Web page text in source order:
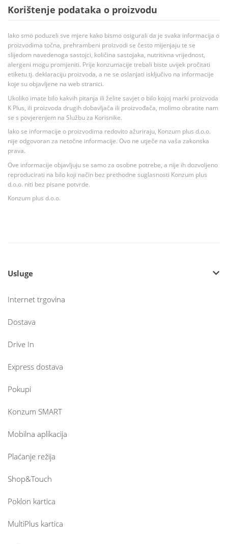
Korištenje podataka o proizvodu
Iako smo poduzeli sve mjere kako bismo osigurali da je svaka informacija o
proizvodima točna, prehrambeni proizvodi se često mijenjaju te se
slijedom navedenoga sastojci, količina sastojaka, nutritivna vrijednost,
alergeni mogu promjeniti. Prije konzumacije trebali biste uvijek pročitati
etiketu tj. deklaraciju proizvoda, a ne se oslanjati isključivo na informacije
koje su objavljene na web stranici.
Ukoliko imate bilo kakvih pitanja ili želite savjet o bilo kojoj marki proizvoda
K Plus, ili proizvoda drugih dobavljača ili proizvođača, molimo obratite nam
se s povjerenjem na Službu za Korisnike.
Iako se informacije o proizvodima redovito ažuriraju, Konzum plus d.o.o.
nije odgovoran za netočne informacije. Ovo ne utječe na vaša zakonska
prava.
Ove informacije objavljuju se samo za osobne potrebe, a nije ih dozvoljeno
reproducirati na bilo koji način bez prethodne suglasnosti Konzum plus
d.o.o. niti bez pisane potvrde.
Konzum plus d.o.o.
Usluge
Internet trgovina
Dostava
Drive In
Express dostava
Pokupi
Konzum SMART
Mobilna aplikacija
Plaćanje režija
Shop&Touch
Poklon kartica
MultiPlus kartica